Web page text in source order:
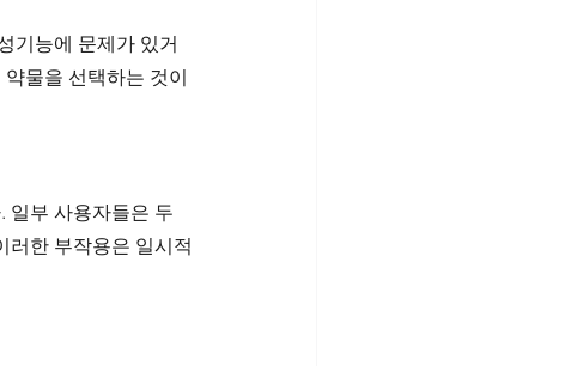
기능에 문제가 있거
물을 선택하는 것이
일부 사용자들은 두
러한 부작용은 일시적